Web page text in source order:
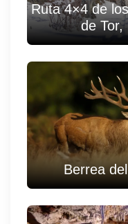
Ruta 4×4 de
de Tor,
Berrea